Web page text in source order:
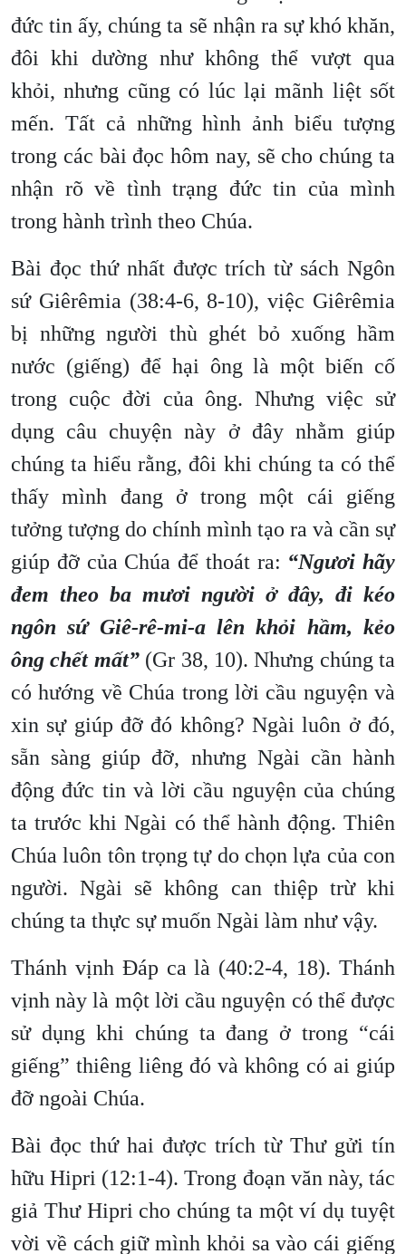
đức tin ấy, chúng ta sẽ nhận ra sự khó khăn,
đôi khi dường như không thể vượt qua
khỏi, nhưng cũng có lúc lại mãnh liệt sốt
mến. Tất cả những hình ảnh biểu tượng
trong các bài đọc hôm nay, sẽ cho chúng ta
nhận rõ về tình trạng đức tin của mình
trong hành trình theo Chúa.
Bài đọc thứ nhất được trích từ sách Ngôn
sứ Giêrêmia (38:4-6, 8-10), việc Giêrêmia
bị những người thù ghét bỏ xuống hầm
nước (giếng) để hại ông là một biến cố
trong cuộc đời của ông. Nhưng việc sử
dụng câu chuyện này ở đây nhằm giúp
chúng ta hiểu rằng, đôi khi chúng ta có thể
thấy mình đang ở trong một cái giếng
tưởng tượng do chính mình tạo ra và cần sự
giúp đỡ của Chúa để thoát ra: “Ngươi hãy
đem theo ba mươi người ở đây, đi kéo
ngôn sứ Giê-rê-mi-a lên khỏi hầm, kẻo
ông chết mất”(Gr 38, 10). Nhưng chúng ta
có hướng về Chúa trong lời cầu nguyện và
xin sự giúp đỡ đó không? Ngài luôn ở đó,
sẵn sàng giúp đỡ, nhưng Ngài cần hành
động đức tin và lời cầu nguyện của chúng
ta trước khi Ngài có thể hành động. Thiên
Chúa luôn tôn trọng tự do chọn lựa của con
người. Ngài sẽ không can thiệp trừ khi
chúng ta thực sự muốn Ngài làm như vậy.
Thánh vịnh Đáp ca là (40:2-4, 18). Thánh
vịnh này là một lời cầu nguyện có thể được
sử dụng khi chúng ta đang ở trong “cái
giếng” thiêng liêng đó và không có ai giúp
đỡ ngoài Chúa.
Bài đọc thứ hai được trích từ Thư gửi tín
hữu Hipri (12:1-4). Trong đoạn văn này, tác
giả Thư Hipri cho chúng ta một ví dụ tuyệt
vời về cách giữ mình khỏi sa vào cái giếng